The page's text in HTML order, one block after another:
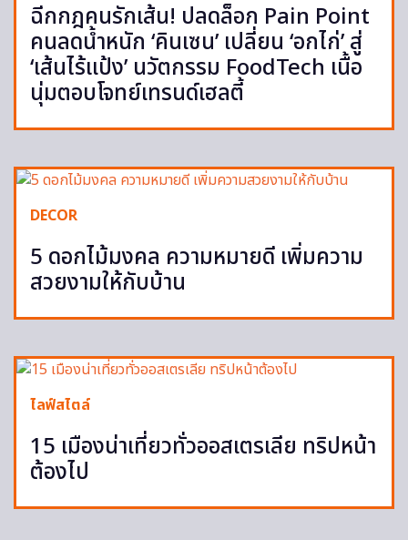
ฉีกกฎคนรักเส้น! ปลดล็อก Pain Point
คนลดน้ำหนัก ‘คินเซน’ เปลี่ยน ‘อกไก่’ สู่
‘เส้นไร้แป้ง’ นวัตกรรม FoodTech เนื้อ
นุ่มตอบโจทย์เทรนด์เฮลตี้
DECOR
5 ดอกไม้มงคล ความหมายดี เพิ่มความ
สวยงามให้กับบ้าน
ไลฟ์สไตล์
15 เมืองน่าเที่ยวทั่วออสเตรเลีย ทริปหน้า
ต้องไป